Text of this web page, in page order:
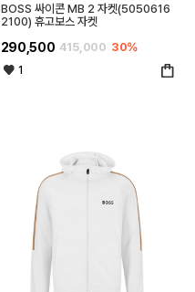
BOSS 싸이콘 MB 2 자켓(5050616
2100) 휴고보스 자켓
290,500 415,000 30%
1